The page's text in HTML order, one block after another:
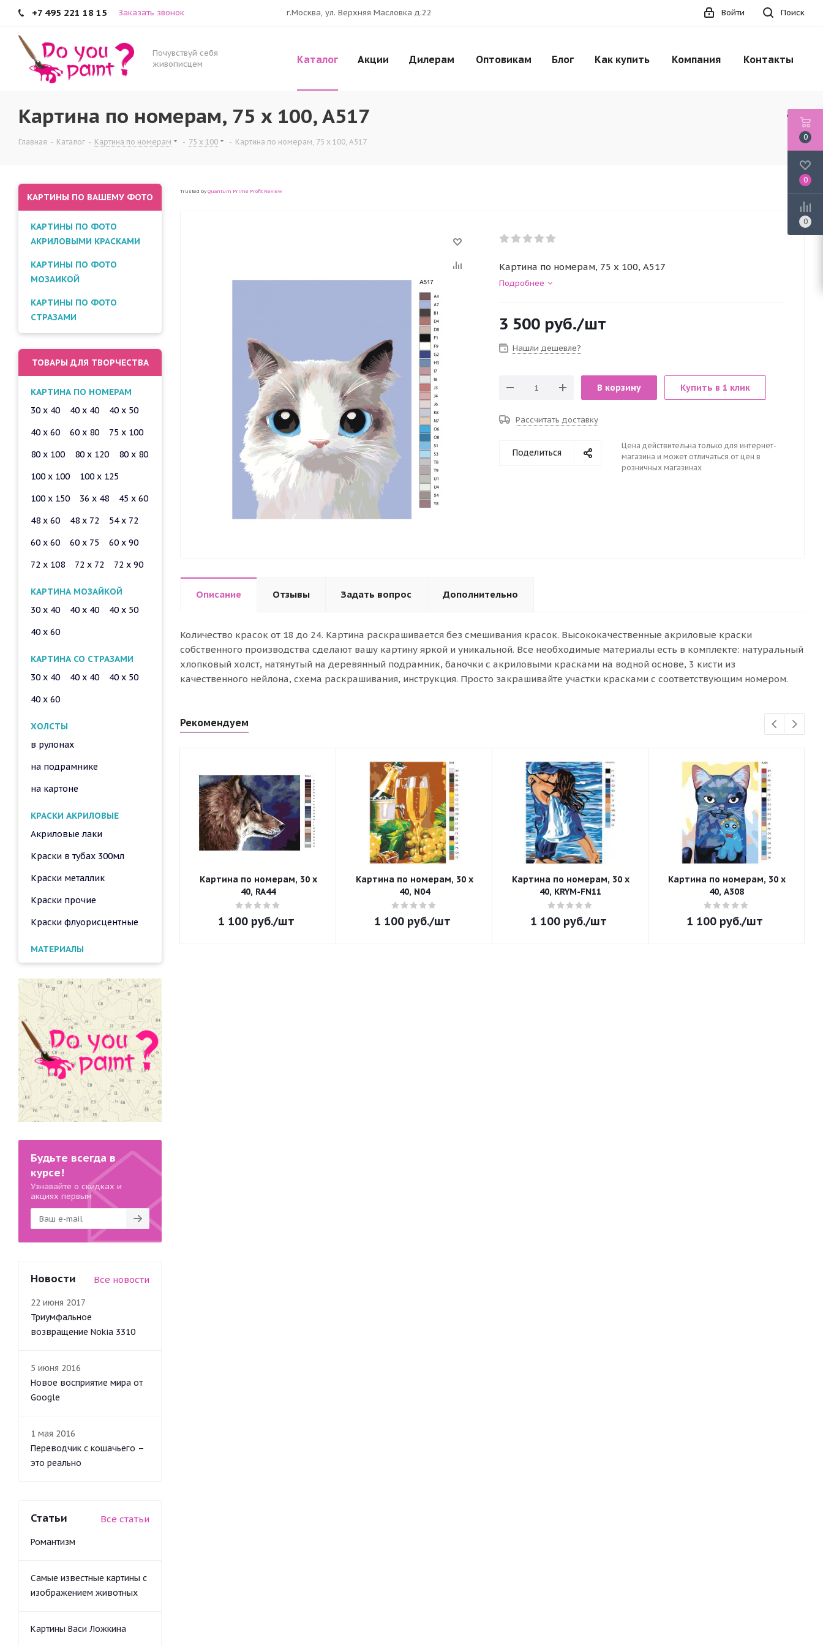
+7 495 221 18 15 Заказать звонок г.Москва, ул. Верхняя Масловка д.22 Поиск
Войти
Почувствуй себя
живописцем
Каталог Акции Дилерам Оптовикам Блог Как купить Компания Контакты
Картина по номерам, 75 x 100, A517
Главная - Каталог - Картина по номерам - 75 x 100 - Картина по номерам, 75 x 100, A517
Trusted by Quantum Prime Profit Review
Картина по номерам, 75 x 100, A517
Подробнее
3 500 руб./шт
Нашли дешевле?
В корзину Купить в 1 клик
Рассчитать доставку
Поделиться
Цена действительна только для интернет-
магазина и может отличаться от цен в
розничных магазинах
Описание Отзывы Задать вопрос Дополнительно
Количество красок от 18 до 24. Картина раскрашивается без смешивания красок. Высококачественные акриловые краски
собственного производства сделают вашу картину яркой и уникальной. Все необходимые материалы есть в комплекте: натуральный
хлопковый холст, натянутый на деревянный подрамник, баночки с акриловыми красками на водной основе, 3 кисти из
качественного нейлона, схема раскрашивания, инструкция. Просто закрашивайте участки красками с соответствующим номером.
Рекомендуем
Картина по номерам, 30 x
40, RA44
1 100руб./шт
Картина по номерам, 30 x
40, N04
1 100руб./шт
Картина по номерам, 30 x
40, KRYM-FN11
1 100руб./шт
Картина по номерам, 30 x
40, A308
1 100руб./шт
КАРТИНЫ ПО ВАШЕМУ ФОТО
КАРТИНЫ ПО ФОТО
АКРИЛОВЫМИ КРАСКАМИ
КАРТИНЫ ПО ФОТО
МОЗАИКОЙ
КАРТИНЫ ПО ФОТО
СТРАЗАМИ
ТОВАРЫ ДЛЯ ТВОРЧЕСТВА
КАРТИНА ПО НОМЕРАМ
30 x 40
40 x 40
40 x 50
40 x 60
60 x 80
75 x 100
80 x 100
80 x 120
80 x 80
100 x 100
100 x 125
100 x 150
36 x 48
45 x 60
48 x 60
48 x 72
54 x 72
60 x 60
60 x 75
60 x 90
72 x 108
72 x 72 72 x 90
КАРТИНА МОЗАЙКОЙ
30 x 40
40 x 40
40 x 50
40 x 60
КАРТИНА СО СТРАЗАМИ
30 x 40
40 x 40
40 x 50
40 x 60
ХОЛСТЫ
в рулонах
на подрамнике
на картоне
КРАСКИ АКРИЛОВЫЕ
Акриловые лаки
Краски в тубах 300мл
Краски металлик
Краски прочие
Краски флуорисцентные
МАТЕРИАЛЫ
Будьте всегда в
курсе!
Узнавайте о скидках и
акциях первым
Новости Все новости
22 июня 2017
Триумфальное
возвращение Nokia 3310
5 июня 2016
Новое восприятие мира от
Google
1 мая 2016
Переводчик с кошачьего –
это реально
Статьи Все статьи
Романтизм
Самые известные картины с
изображением животных
Картины Васи Ложкина
0
0
0